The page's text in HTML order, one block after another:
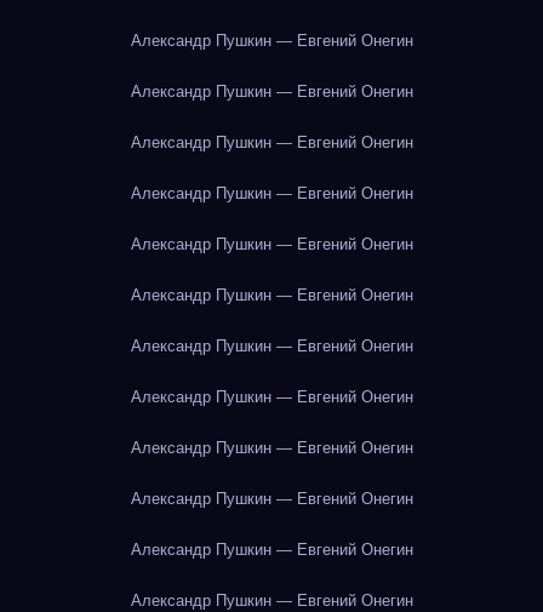
Александр Пушкин — Евгений Онегин
Александр Пушкин — Евгений Онегин
Александр Пушкин — Евгений Онегин
Александр Пушкин — Евгений Онегин
Александр Пушкин — Евгений Онегин
Александр Пушкин — Евгений Онегин
Александр Пушкин — Евгений Онегин
Александр Пушкин — Евгений Онегин
Александр Пушкин — Евгений Онегин
Александр Пушкин — Евгений Онегин
Александр Пушкин — Евгений Онегин
Александр Пушкин — Евгений Онегин